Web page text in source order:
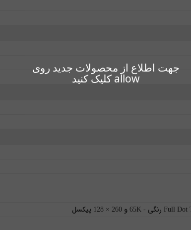
جهت اطلاع از محصولات جدید روی
allow کلیک کنید